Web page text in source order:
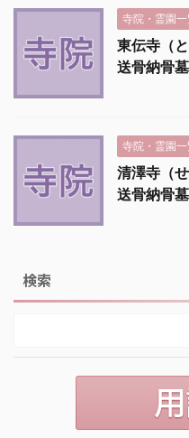
寺院・霊園一
東伝寺（
送骨納骨
寺院・霊園一
清澤寺（
送骨納骨
検索